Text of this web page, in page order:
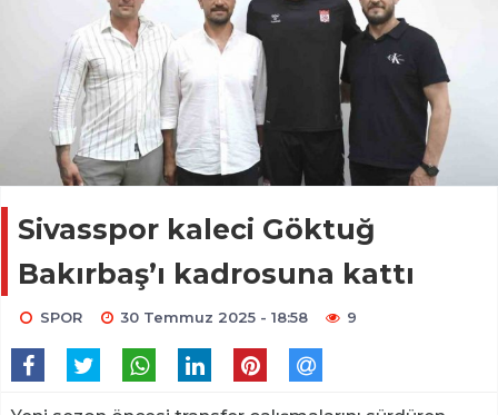
Sivasspor kaleci Göktuğ
Bakırbaş’ı kadrosuna kattı
SPOR 30 Temmuz 2025 - 18:58 9